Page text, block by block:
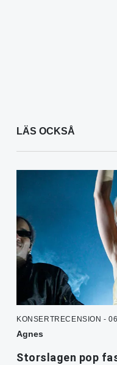
LÄS OCKSÅ
KONSERTRECENSION -
Agnes
Storslagen pop